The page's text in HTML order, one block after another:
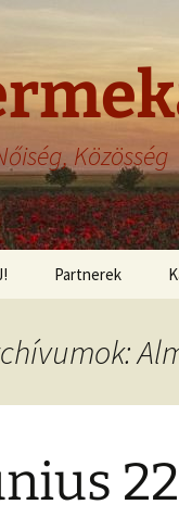
Közösség
Partnerek